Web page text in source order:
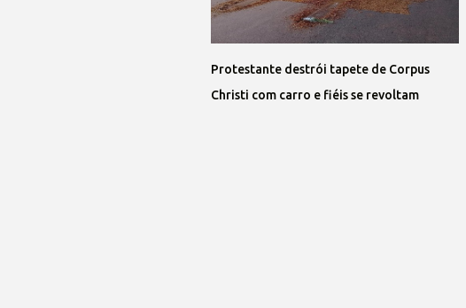
Protestante destrói tapete de Corpus
Christi com carro e fiéis se revoltam